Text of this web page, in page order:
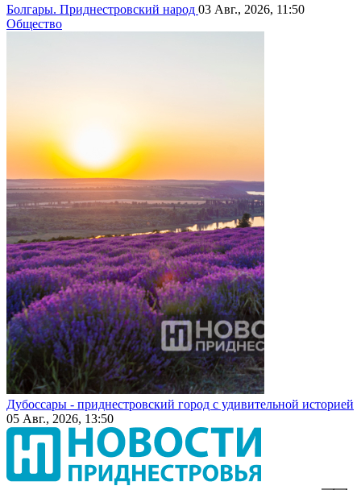
Болгары. Приднестровский народ 03 Авг., 2026, 11:50
Общество
Дубоссары - приднестровский город с удивительной историей
05 Авг., 2026, 13:50